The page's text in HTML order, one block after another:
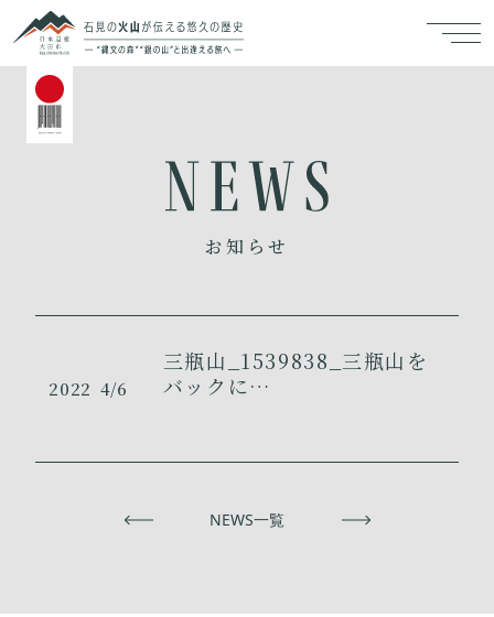
お知らせ
2022 4/6
三瓶山_1539838_三瓶山を
バックに…
NEWS一覧